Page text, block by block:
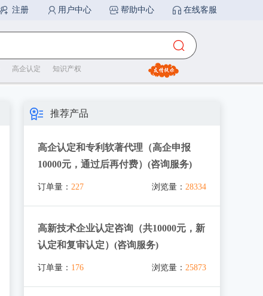
高企认定 知识产权
推荐产品
高企认定和专利软著代理（高企申报
10000元，通过后再付费）(咨询服务)
订单量： 227 浏览量： 28334
高新技术企业认定咨询（共10000元，新
认定和复审认定）(咨询服务)
订单量： 176 浏览量： 25873